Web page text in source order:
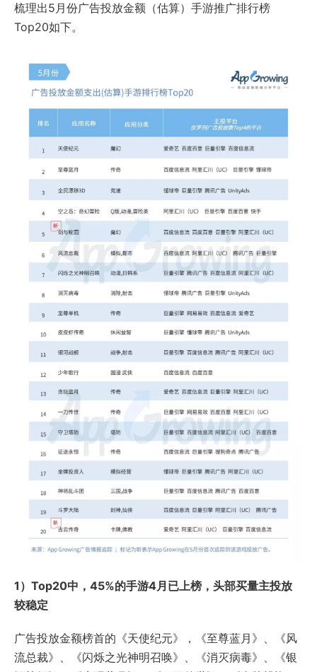
梳理出5月份广告投放金额（估算）手游推广排行榜
Top20如下。
1）Top20中，45%的手游4月已上榜，头部买量主投放
较稳定
广告投放金额榜首的《天使纪元》，《至尊蓝月》、《风
流总裁》、《闪烁之光神明召唤》、《消灭病毒》、《银